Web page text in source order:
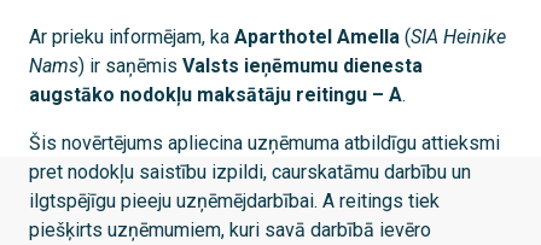
Ar prieku informējam, ka Aparthotel Amella (SIA Heinike
Nams) ir saņēmis Valsts ieņēmumu dienesta
augstāko nodokļu maksātāju reitingu – A.
Šis novērtējums apliecina uzņēmuma atbildīgu attieksmi
pret nodokļu saistību izpildi, caurskatāmu darbību un
ilgtspējīgu pieeju uzņēmējdarbībai. A reitings tiek
piešķirts uzņēmumiem, kuri savā darbībā ievēro